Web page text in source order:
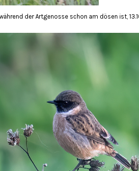
der Artgenosse schon am dösen ist,